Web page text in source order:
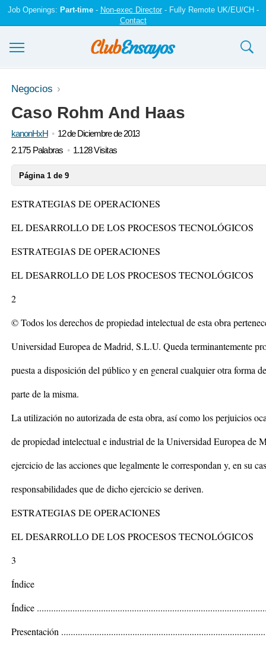
Job Openings: Part-time- Non-exec Director- Fully Remote UK/EU/CH -
Contact
Ensayos y trabajos
Registrarse
Iniciar sesión
Negocios
Caso Rohm And Haas
kanonHxH
12 de Diciembre de 2013
2.175 Palabras
1.128 Visitas
Página 1 de 9
ESTRATEGIAS DE OPERACIONES
EL DESARROLLO DE LOS PROCESOS TECNOLÓGICOS
ESTRATEGIAS DE OPERACIONES
EL DESARROLLO DE LOS PROCESOS TECNOLÓGICOS
2
© Todos los derechos de propiedad intelectual de esta obra
Universidad Europea de Madrid, S.L.U. Queda terminantemente
puesta a disposición del público y en general cualquier otra forma
parte de la misma.
La utilización no autorizada de esta obra, así como los perjuicios
de propiedad intelectual e industrial de la Universidad Europea de
ejercicio de las acciones que legalmente le correspondan y, en su
responsabilidades que de dicho ejercicio se deriven.
ESTRATEGIAS DE OPERACIONES
EL DESARROLLO DE LOS PROCESOS TECNOLÓGICOS
3
Índice
Índice
Presentación